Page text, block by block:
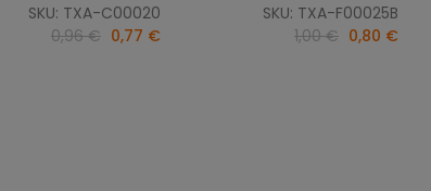
SKU: TXA-C00020
0,96 € 0,77 €
SKU: TXA-F00025B
1,00 € 0,80 €